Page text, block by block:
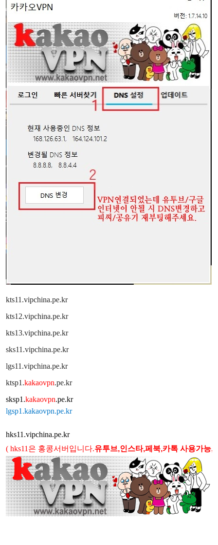
kts11.vipchina.pe.kr
kts12.vipchina.pe.kr
kts13.vipchina.pe.kr
sks11.vipchina.pe.kr
lgs11.vipchina.pe.kr
ktsp1.kakaovpn.pe.kr
sksp1.kakaovpn.pe.kr
lgsp1.kakaovpn.pe.kr
hks11.vipchina.pe.kr
( hks11은 홍콩서버입니다.유투브,인스타,페북,카톡 사용가능,